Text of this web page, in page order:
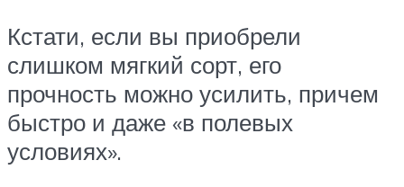
Кстати, если вы приобрели
слишком мягкий сорт, его
прочность можно усилить, причем
быстро и даже «в полевых
условиях».